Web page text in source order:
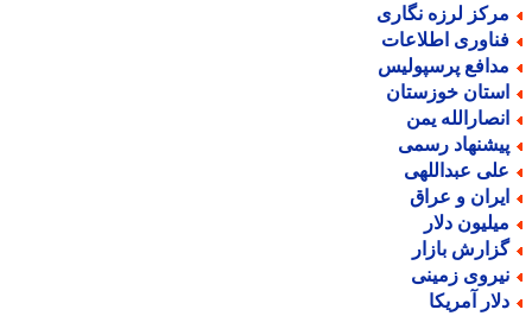
لرزه نگاری
اطلاعات
پرسپولیس
خوزستان
یمن
رسمی
عبداللهی
و عراق
دلار
بازار
زمینی
آمریکا